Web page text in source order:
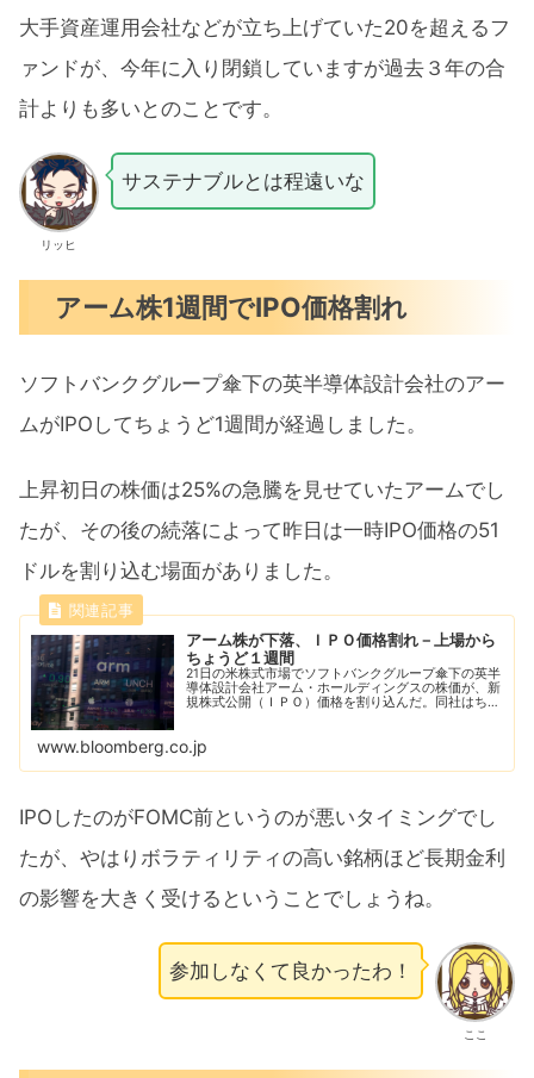
大手資産運用会社などが立ち上げていた20を超えるフ
ァンドが、今年に入り閉鎖していますが過去３年の合
計よりも多いとのことです。
リッヒ
サステナブルとは程遠いな
アーム株1週間でIPO価格割れ
ソフトバンクグループ傘下の英半導体設計会社のアー
ムがIPOしてちょうど1週間が経過しました。
上昇初日の株価は25%の急騰を見せていたアームでし
たが、その後の続落によって昨日は一時IPO価格の51
ドルを割り込む場面がありました。
アーム株が下落、ＩＰＯ価格割れ－上場から
ちょうど１週間
21日の米株式市場でソフトバンクグループ傘下の英半
導体設計会社アーム・ホールディングスの株価が、新
規株式公開（ＩＰＯ）価格を割り込んだ。同社はちょ
www.bloomberg.co.jp
IPOしたのがFOMC前というのが悪いタイミングでし
たが、やはりボラティリティの高い銘柄ほど長期金利
の影響を大きく受けるということでしょうね。
ここ
参加しなくて良かったわ！